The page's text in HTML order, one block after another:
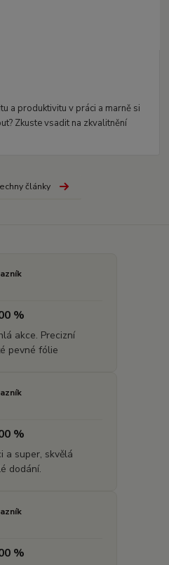
a produktivitu v práci a marně si
Zkuste vsadit na zkvalitnění
články
%
akce. Precizní
pevné fólie
%
a super, skvělá
dodání.
%